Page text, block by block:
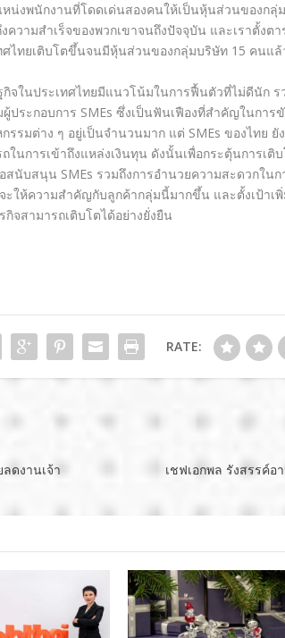
หน่งพนักงานที่โดดเด่นสองคนให้เป็นหุ้นส่วนของกลุ่
ความสำเร็จของพวกเขาจนถึงปัจจุบัน และเราตั้งต
ไทยเติบโตขึ้นจนมีหุ้นส่วนของกลุ่มบริษัท 15 คนแล้
จในประเทศไทยมีแนวโน้มในการฟื้นตัวที่ไม่ดีนัก ร
ประกอบการ SMEs ซึ่งเป็นฟันเฟืองที่สำคัญในการ
รรมต่าง ๆ อยู่เป็นจำนวนมาก แต่ SMEs ของไทย
ในการเข้าถึงแหล่งเงินทุน ดังนั้นเพื่อกระตุ้นการเติ
นับสนุน SMEs รวมถึงการอำนวยความสะดวกในก
ให้ความสำคัญกับลูกค้ากลุ่มนี้มากขึ้น และตั้งเป้าเ
จสามารถเติบโตได้อย่างยั่งยืน
RATE:
ดงานเจ้า
เชฟเอกพล รังสรรค์